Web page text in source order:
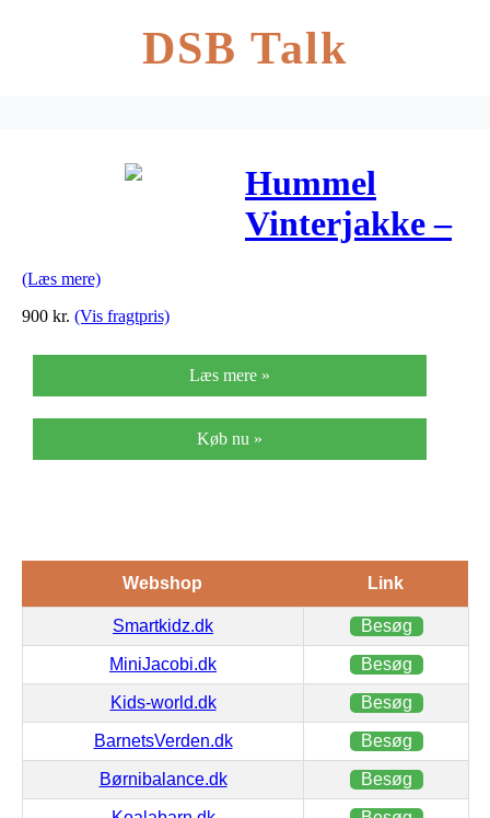
DSB Talk
Hummel
Vinterjakke –
(Læs mere)
900 kr. (Vis fragtpris)
Læs mere »
Køb nu »
Webshop Link
Smartkidz.dk Besøg
MiniJacobi.dk Besøg
Kids-world.dk Besøg
BarnetsVerden.dk Besøg
Børnibalance.dk Besøg